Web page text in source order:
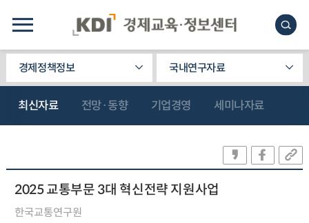
경제정책정보 국내연구자료
최신자료 전망·동향 기업경영 세미나자료
2025 교통부문 3대 혁신전략 지원사업
한국교통연구원